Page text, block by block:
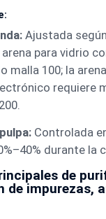
Ajustada
para vidrio
malla 100; la
requiere
Controlada
durante la
de
de impurezas,